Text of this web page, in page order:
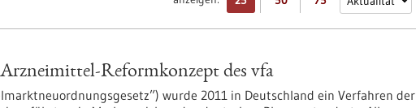
Reformkonzept des vfa
wurde 2011 in Deutschland ein Verfahren der